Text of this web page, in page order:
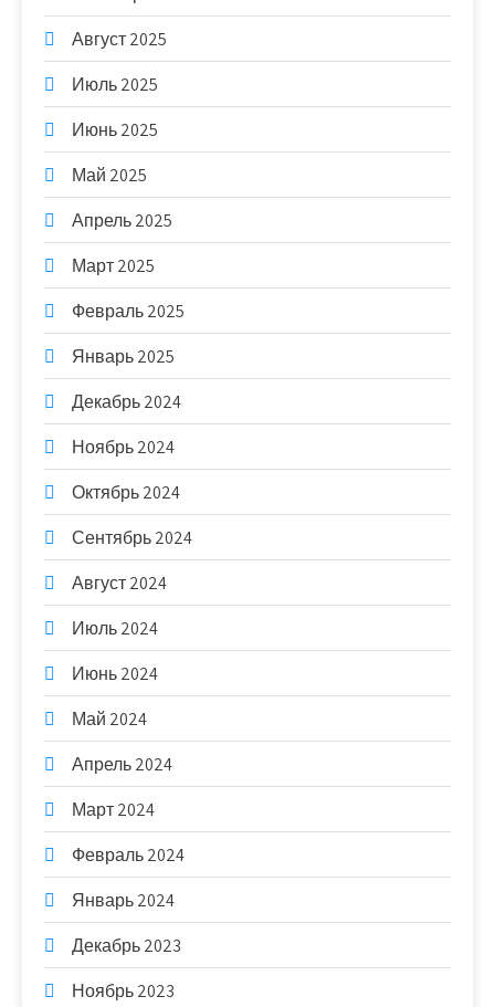
Август 2025
Июль 2025
Июнь 2025
Май 2025
Апрель 2025
Март 2025
Февраль 2025
Январь 2025
Декабрь 2024
Ноябрь 2024
Октябрь 2024
Сентябрь 2024
Август 2024
Июль 2024
Июнь 2024
Май 2024
Апрель 2024
Март 2024
Февраль 2024
Январь 2024
Декабрь 2023
Ноябрь 2023